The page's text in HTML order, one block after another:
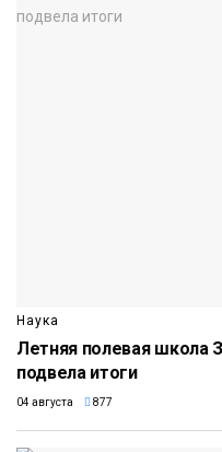
Наука
Летняя полевая школа
подвела итоги
04 августа 877